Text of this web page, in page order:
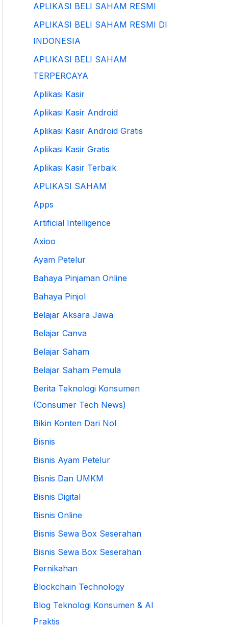
APLIKASI BELI SAHAM RESMI
APLIKASI BELI SAHAM RESMI DI
INDONESIA
APLIKASI BELI SAHAM
TERPERCAYA
Aplikasi Kasir
Aplikasi Kasir Android
Aplikasi Kasir Android Gratis
Aplikasi Kasir Gratis
Aplikasi Kasir Terbaik
APLIKASI SAHAM
Apps
Artificial Intelligence
Axioo
Ayam Petelur
Bahaya Pinjaman Online
Bahaya Pinjol
Belajar Aksara Jawa
Belajar Canva
Belajar Saham
Belajar Saham Pemula
Berita Teknologi Konsumen
(Consumer Tech News)
Bikin Konten Dari Nol
Bisnis
Bisnis Ayam Petelur
Bisnis Dan UMKM
Bisnis Digital
Bisnis Online
Bisnis Sewa Box Seserahan
Bisnis Sewa Box Seserahan
Pernikahan
Blockchain Technology
Blog Teknologi Konsumen & AI
Praktis